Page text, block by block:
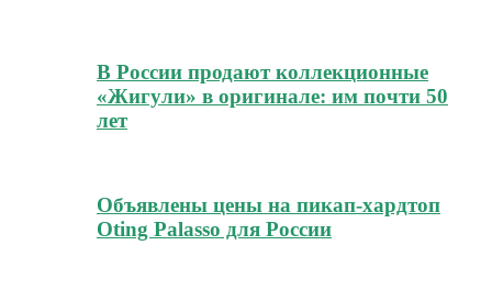
В России продают коллекционные
«Жигули» в оригинале: им почти 50
лет
Объявлены цены на пикап-хардтоп
Oting Palasso для России